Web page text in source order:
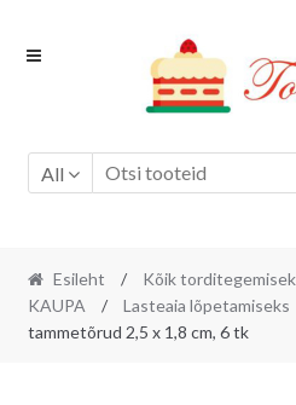
Skip
Skip
All
Esileht /
Kõik
KAUPA
/ Lasteaia lõpetamiseks
tammetõrud 2,5 x 1,8 cm, 6 tk